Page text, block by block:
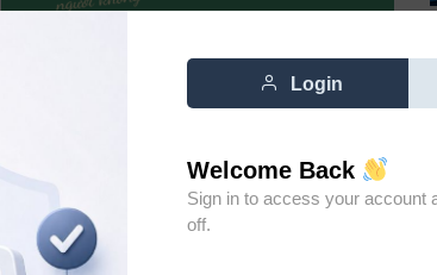
Login
Welcome Back
Sign in to access your account
off.